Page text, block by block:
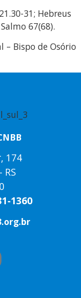
31; Hebreus
67(68).
– Bispo de Osório
174
RS
1360